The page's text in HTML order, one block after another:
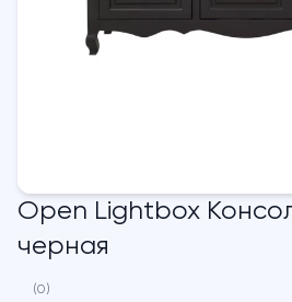
Open Lightbox
черная
(0)